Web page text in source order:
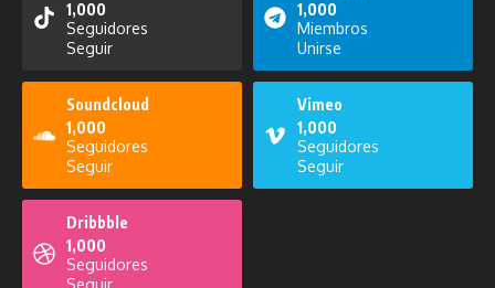
1,000
Seguidores
Seguir
1,000
Miembros
Unirse
Soundcloud
1,000
Seguidores
Seguir
Vimeo
1,000
Seguidores
Seguir
Dribbble
1,000
Seguidores